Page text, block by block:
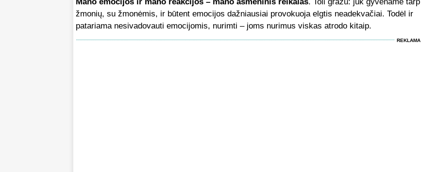
Mano emocijos ir mano reakcijos – mano asmeninis reikalas. Toli gražu: juk gyvename tarp
žmonių, su žmonėmis, ir būtent emocijos dažniausiai provokuoja elgtis neadekvačiai. Todėl ir
patariama nesivadovauti emocijomis, nurimti – joms nurimus viskas atrodo kitaip.
REKLAMA